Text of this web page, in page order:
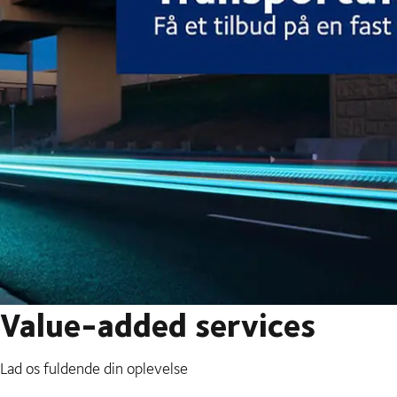
Value-added services
Lad os fuldende din oplevelse